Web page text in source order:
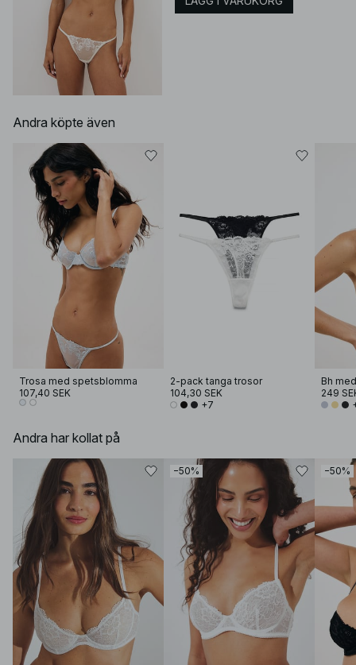
Andra köpte även
Trosa med spetsblomma
107,40 SEK
2-pack tanga trosor
104,30 SEK
+7
249
Andra har kollat på
−50% −50%